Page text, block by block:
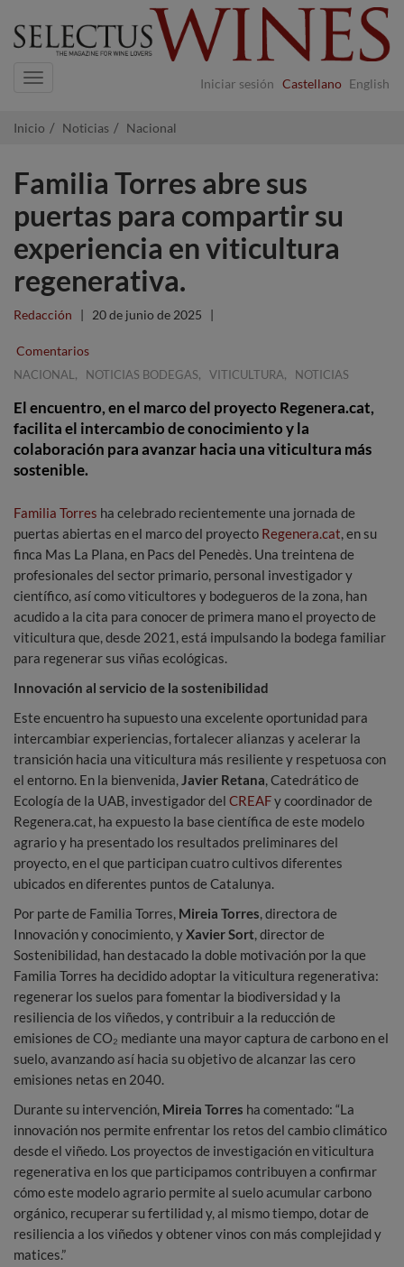
Iniciar sesión Castellano English
Navigation
Inicio Noticias Nacional
Familia Torres abre sus
puertas para compartir su
experiencia en viticultura
regenerativa.
Redacción | 20 de junio de 2025 |
Comentarios
NACIONAL , NOTICIAS BODEGAS, VITICULTURA, NOTICIAS
El encuentro, en el marco del proyecto Regenera.cat,
facilita el intercambio de conocimiento y la
colaboración para avanzar hacia una viticultura más
sostenible.
Familia Torres ha celebrado recientemente una jornada de
puertas abiertas en el marco del proyecto Regenera.cat, en su
finca Mas La Plana, en Pacs del Penedès. Una treintena de
profesionales del sector primario, personal investigador y
científico, así como viticultores y bodegueros de la zona, han
acudido a la cita para conocer de primera mano el proyecto de
viticultura que, desde 2021, está impulsando la bodega familiar
para regenerar sus viñas ecológicas.
Innovación al servicio de la sostenibilidad
Este encuentro ha supuesto una excelente oportunidad para
intercambiar experiencias, fortalecer alianzas y acelerar la
transición hacia una viticultura más resiliente y respetuosa con
el entorno. En la bienvenida,Javier Retana, Catedrático de
Ecología de la UAB, investigador del CREAFy coordinador de
Regenera.cat, ha expuesto la base científica de este modelo
agrario y ha presentado los resultados preliminares del
proyecto, en el que participan cuatro cultivos diferentes
ubicados en diferentes puntos de Catalunya.
Por parte de Familia Torres, Mireia Torres, directora de
Innovación y conocimiento, yXavier Sort, director de
Sostenibilidad, han destacado la doble motivación por la que
Familia Torres ha decidido adoptar la viticultura regenerativa:
regenerar los suelos para fomentar la biodiversidad y la
resiliencia de los viñedos, y contribuir a la reducción de
emisiones de CO₂ mediante una mayor captura de carbono en el
suelo, avanzando así hacia su objetivo de alcanzar las cero
emisiones netas en 2040.
Durante su intervención, Mireia Torres ha comentado: “La
innovación nos permite enfrentar los retos del cambio climático
desde el viñedo. Los proyectos de investigación en viticultura
regenerativa en los que participamos contribuyen a confirmar
cómo este modelo agrario permite al suelo acumular carbono
orgánico, recuperar su fertilidad y, al mismo tiempo, dotar de
resiliencia a los viñedos y obtener vinos con más complejidad y
matices.”